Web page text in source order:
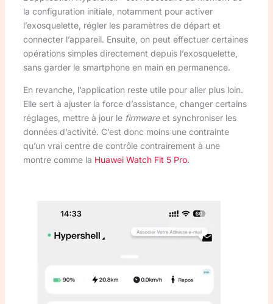
la configuration initiale, notamment pour activer
l’exosquelette, régler les paramètres de départ et
connecter l’appareil. Ensuite, on peut effectuer certaines
opérations simples directement depuis l’exosquelette,
sans garder le smartphone en main en permanence.
En revanche, l’application reste utile pour aller plus loin.
Elle sert à ajuster la force d’assistance, changer certains
réglages, mettre à jour le firmwareet synchroniser les
données d’activité. C’est donc moins une contrainte
qu’un vrai centre de contrôle contrairement à une
montre comme la Huawei Watch Fit 5 Pro.